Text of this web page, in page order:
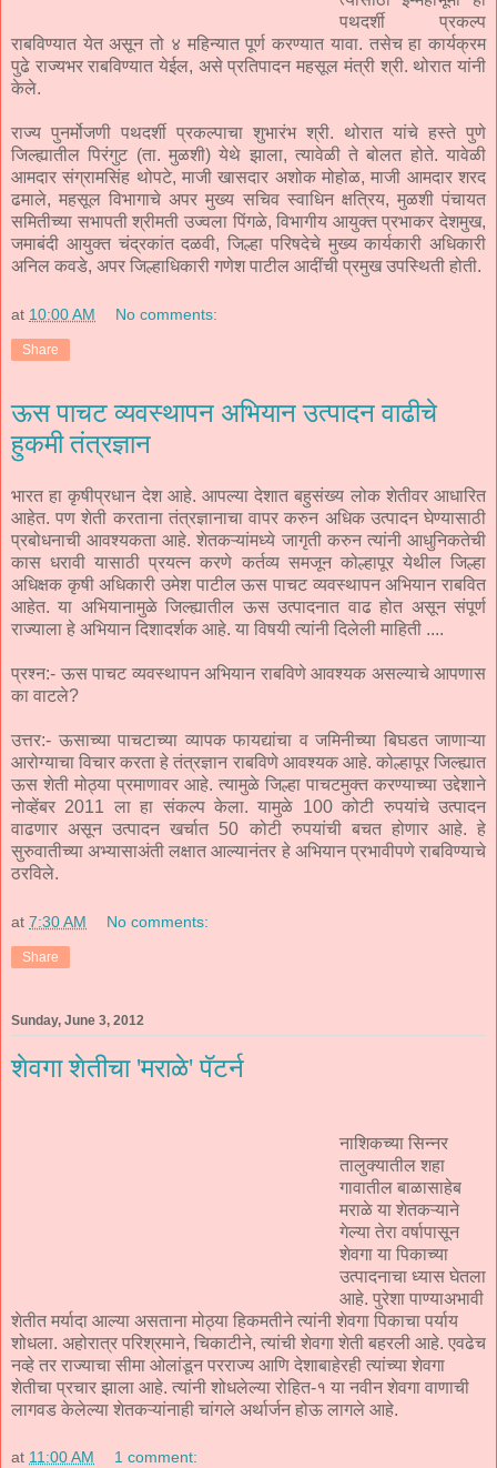
पथदर्शी प्रकल्प
राबविण्यात येत असून तो ४ महिन्यात पूर्ण करण्यात यावा. तसेच हा कार्यक्रम
पुढे राज्यभर राबविण्यात येईल, असे प्रतिपादन महसूल मंत्री श्री. थोरात यांनी
केले.
राज्य पुनर्मोजणी पथदर्शी प्रकल्पाचा शुभारंभ श्री. थोरात यांचे हस्ते पुणे
जिल्ह्यातील पिरंगुट (ता. मुळशी) येथे झाला, त्यावेळी ते बोलत होते. यावेळी
आमदार संग्रामसिंह थोपटे, माजी खासदार अशोक मोहोळ, माजी आमदार शरद
ढमाले, महसूल विभागाचे अपर मुख्य सचिव स्वाधिन क्षत्रिय, मुळशी पंचायत
समितीच्या सभापती श्रीमती उज्वला पिंगळे, विभागीय आयुक्त प्रभाकर देशमुख,
जमाबंदी आयुक्त चंद्रकांत दळवी, जिल्हा परिषदेचे मुख्य कार्यकारी अधिकारी
अनिल कवडे, अपर जिल्हाधिकारी गणेश पाटील आदींची प्रमुख उपस्थिती होती.
at 10:00 AM No comments:
Share
ऊस पाचट व्यवस्थापन अभियान उत्पादन वाढीचे
हुकमी तंत्रज्ञान
भारत हा कृषीप्रधान देश आहे. आपल्या देशात बहुसंख्य लोक शेतीवर आधारित
आहेत. पण शेती करताना तंत्रज्ञानाचा वापर करुन अधिक उत्पादन घेण्यासाठी
प्रबोधनाची आवश्यकता आहे. शेतकऱ्यांमध्ये जागृती करुन त्यांनी आधुनिकतेची
कास धरावी यासाठी प्रयत्न करणे कर्तव्य समजून कोल्हापूर येथील जिल्हा
अधिक्षक कृषी अधिकारी उमेश पाटील ऊस पाचट व्यवस्थापन अभियान राबवित
आहेत. या अभियानामुळे जिल्ह्यातील ऊस उत्पादनात वाढ होत असून संपूर्ण
राज्याला हे अभियान दिशादर्शक आहे. या विषयी त्यांनी दिलेली माहिती ....
प्रश्न:- ऊस पाचट व्यवस्थापन अभियान राबविणे आवश्यक असल्याचे आपणास
का वाटले?
उत्तर:- ऊसाच्या पाचटाच्या व्यापक फायद्यांचा व जमिनीच्या बिघडत जाणाऱ्या
आरोग्याचा विचार करता हे तंत्रज्ञान राबविणे आवश्यक आहे. कोल्हापूर जिल्ह्यात
ऊस शेती मोठ्या प्रमाणावर आहे. त्यामुळे जिल्हा पाचटमुक्त करण्याच्या उद्देशाने
नोव्हेंबर 2011 ला हा संकल्प केला. यामुळे 100 कोटी रुपयांचे उत्पादन
वाढणार असून उत्पादन खर्चात 50 कोटी रुपयांची बचत होणार आहे. हे
सुरुवातीच्या अभ्यासाअंती लक्षात आल्यानंतर हे अभियान प्रभावीपणे राबविण्याचे
ठरविले.
at 7:30 AM No comments:
Share
Sunday, June 3, 2012
शेवगा शेतीचा 'मराळे' पॅटर्न
नाशिकच्या सिन्नर
तालुक्यातील शहा
गावातील बाळासाहेब
मराळे या शेतकऱ्याने
गेल्या तेरा वर्षापासून
शेवगा या पिकाच्या
उत्पादनाचा ध्यास घेतला
आहे. पुरेशा पाण्याअभावी
शेतीत मर्यादा आल्या असताना मोठ्या हिकमतीने त्यांनी शेवगा पिकाचा पर्याय
शोधला. अहोरात्र परिश्रमाने, चिकाटीने, त्यांची शेवगा शेती बहरली आहे. एवढेच
नव्हे तर राज्याचा सीमा ओलांडून परराज्य आणि देशाबाहेरही त्यांच्या शेवगा
शेतीचा प्रचार झाला आहे. त्यांनी शोधलेल्या रोहित-१ या नवीन शेवगा वाणाची
लागवड केलेल्या शेतकऱ्यांनाही चांगले अर्थार्जन होऊ लागले आहे.
at 11:00 AM 1 comment: